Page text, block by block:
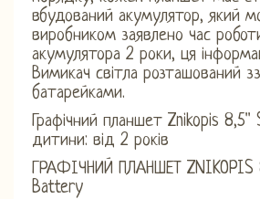
вбудований акумулятор, який
виробником заявлено час
акумулятора 2 роки, ця
Вимикач світла розташований
батарейками.
Графічний планшет Znikopis 8,5''
дитини: від 2 років
ГРАФІЧНИЙ ПЛАНШЕТ ZNIKOPIS
Battery